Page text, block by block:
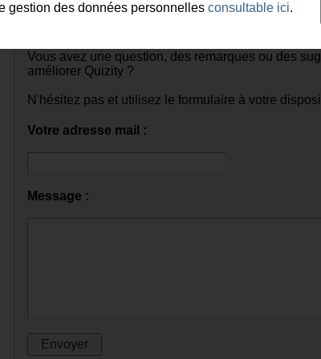
Vous avez une question, des remarques ou des
améliorer Quizity ?
N'hésitez pas et utilisez le formulaire à votre
Votre adresse mail :
Message :
gestion des données personnelles consultable ici.